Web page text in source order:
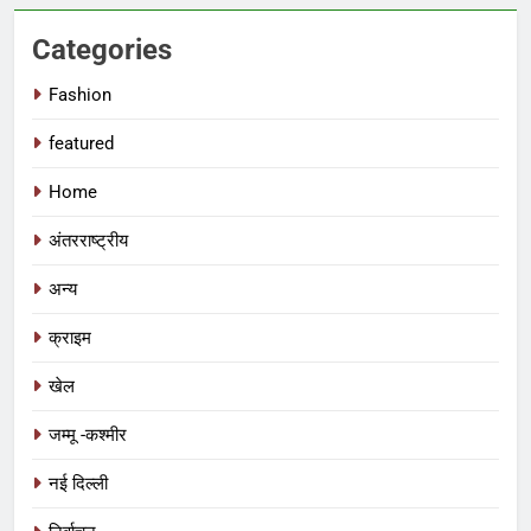
Categories
Fashion
featured
Home
अंतरराष्ट्रीय
अन्य
क्राइम
खेल
जम्मू -कश्मीर
नई दिल्ली